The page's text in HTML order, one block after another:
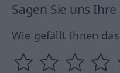
Sagen Sie uns
Wie gefällt Ihnen